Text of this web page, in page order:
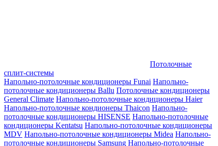
Потолочные
сплит-системы
Напольно-потолочные кондиционеры Funai Напольно-
потолочные кондиционеры Ballu Потолочные кондиционеры
General Climate Напольно-потолочные кондиционеры Haier
Напольно-потолочные кондионеры Thaicon Напольно-
потолочные кондиционеры HISENSE Напольно-потолочные
кондиционеры Kentatsu Напольно-потолочные кондиционеры
MDV Напольно-потолочные кондиционеры Midea Напольно-
потолочные кондиционеры Samsung Напольно-потолочные